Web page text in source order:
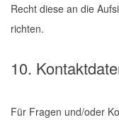
Recht diese an die
richten.
10.
Für Fragen und/oder